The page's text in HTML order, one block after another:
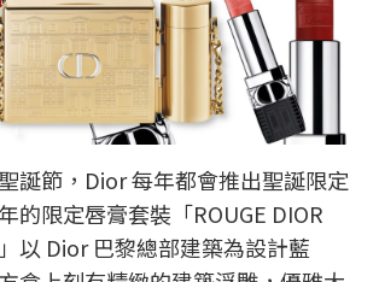
誕節，Dior 每年都會推出聖誕限定
的限定唇膏套裝「ROUGE DIOR
以 Dior 巴黎總部建築為設計藍